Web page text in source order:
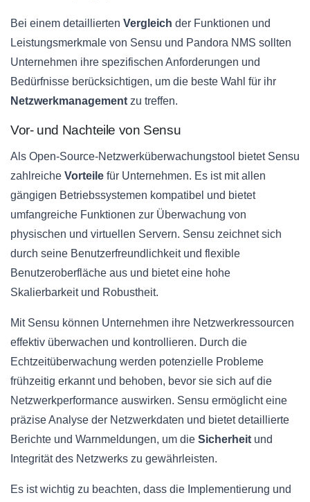
Bei einem detaillierten Vergleich der Funktionen und
Leistungsmerkmale von Sensu und Pandora NMS sollten
Unternehmen ihre spezifischen Anforderungen und
Bedürfnisse berücksichtigen, um die beste Wahl für ihr
Netzwerkmanagement zu treffen.
Vor- und Nachteile von Sensu
Als Open-Source-Netzwerküberwachungstool bietet Sensu
zahlreiche Vorteile für Unternehmen. Es ist mit allen
gängigen Betriebssystemen kompatibel und bietet
umfangreiche Funktionen zur Überwachung von
physischen und virtuellen Servern. Sensu zeichnet sich
durch seine Benutzerfreundlichkeit und flexible
Benutzeroberfläche aus und bietet eine hohe
Skalierbarkeit und Robustheit.
Mit Sensu können Unternehmen ihre Netzwerkressourcen
effektiv überwachen und kontrollieren. Durch die
Echtzeitüberwachung werden potenzielle Probleme
frühzeitig erkannt und behoben, bevor sie sich auf die
Netzwerkperformance auswirken. Sensu ermöglicht eine
präzise Analyse der Netzwerkdaten und bietet detaillierte
Berichte und Warnmeldungen, um die Sicherheit und
Integrität des Netzwerks zu gewährleisten.
Es ist wichtig zu beachten, dass die Implementierung und